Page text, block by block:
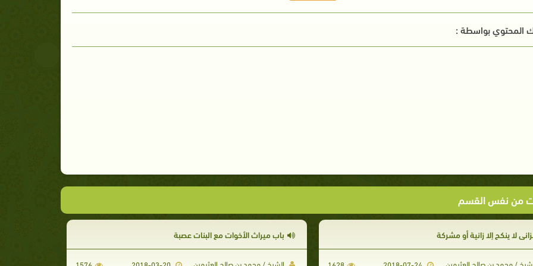
المحتوي بواسطة :
من نفس القسم
لا ينكح إلا زانية أو مشركة باب ميراث الأخوات مع البنات عصبة